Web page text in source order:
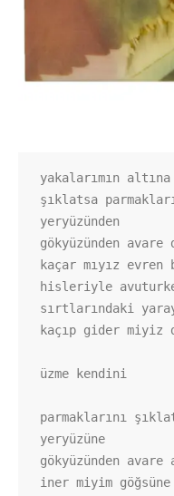
yakalarımın
şıklatsa
yeryüzünden
gökyüzünden
kaçar mıyız evren
hisleriyle
sırtlarındaki
kaçıp gider miyiz
üzme kendini
parmaklarını
yeryüzüne
gökyüzünden
iner miyim